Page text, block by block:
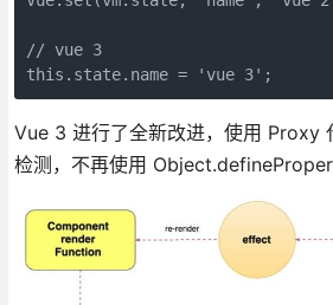
// vue 3
this.state.name = 'vue 3';
Vue 3 进行了全新改进，使用 Proxy
检测，不再使用